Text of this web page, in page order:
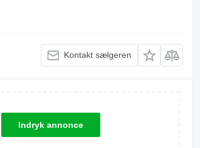
Kontakt sælgeren
Indryk annonce